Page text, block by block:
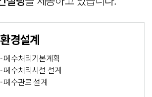
환경설계
- 폐수처리기본계획
- 폐수처리시설 설계
- 폐수관로 설계